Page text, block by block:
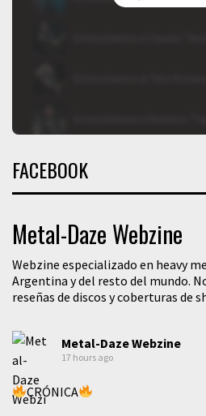
FACEBOOK
Metal-Daze Webzine
Webzine especializado en heavy
Argentina y del resto del mundo.
reseñas de discos y coberturas de
Metal-Daze Webzine
17 hours ago
CRÓNICA